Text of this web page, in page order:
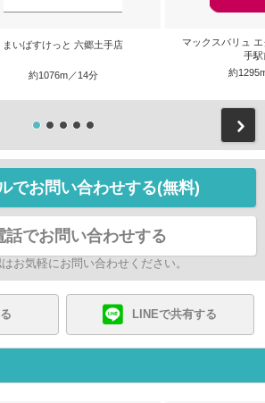
まいばすけっと 六郷土手店
約1076m／14分
マックスバリュ
手駅
約
でお問い合わせする(無料)
話でお問い合わせする
お気軽にお問い合わせください。
LINEで共有する